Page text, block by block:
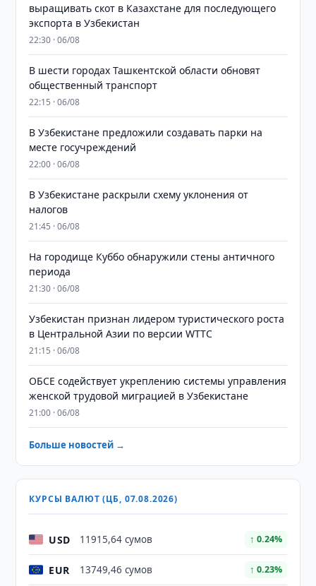
выращивать скот в Казахстане для последующего
экспорта в Узбекистан
22:30 · 06/08
В шести городах Ташкентской области обновят
общественный транспорт
22:15 · 06/08
В Узбекистане предложили создавать парки на
месте госучреждений
22:00 · 06/08
В Узбекистане раскрыли схему уклонения от
налогов
21:45 · 06/08
На городище Куббо обнаружили стены античного
периода
21:30 · 06/08
Узбекистан признан лидером туристического роста
в Центральной Азии по версии WTTC
21:15 · 06/08
ОБСЕ содействует укреплению системы управления
женской трудовой миграцией в Узбекистане
21:00 · 06/08
Больше новостей →
КУРСЫ ВАЛЮТ (ЦБ, 07.08.2026)
USD 11915,64 сумов ↑ 0.24%
EUR 13749,46 сумов ↑ 0.23%